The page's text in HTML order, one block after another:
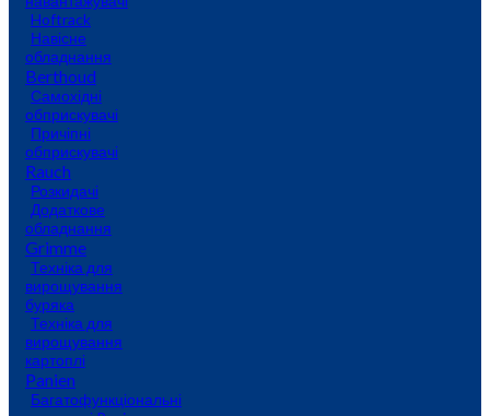
Hoftrack
Навісне
обладнання
Berthoud
Самохідні
обприскувачі
Причіпні
обприскувачі
Rauch
Розкидачі
Додаткове
обладнання
Grimme
Техніка для
вирощування
буряка
Техніка для
вирощування
картоплі
Panien
Багатофункціональні